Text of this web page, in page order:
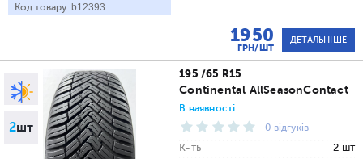
Код товару: b12393
1950
ГРН/ШТ
ДЕТАЛЬНІШЕ
2шт
195 /65 R15
Continental AllSeasonContact
В наявності
0 відгуків
К-ть
2 шт